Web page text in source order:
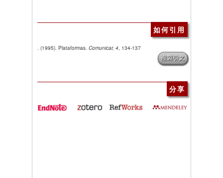
如何引用
. (1995). Plataformas. Comunicar, 4, 134-137
複製引文
分享